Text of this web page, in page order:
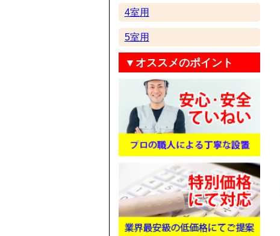
4室用
5室用
▼オススメのポイント